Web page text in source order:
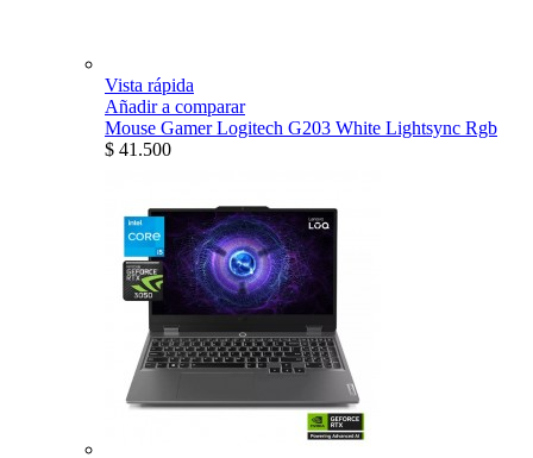
Vista rápida
Añadir a comparar
Mouse Gamer Logitech G203 White Lightsync Rgb
$ 41.500